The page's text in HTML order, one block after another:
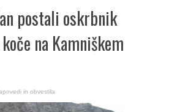
postali oskrbnik
na Kamniškem
in obvestila